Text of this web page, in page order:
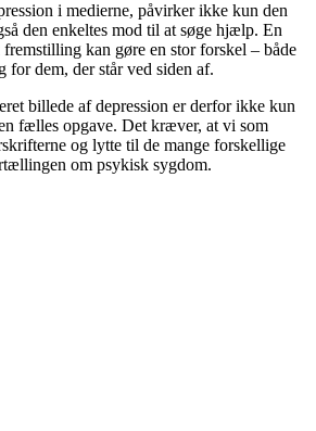
i medierne, påvirker ikke kun den
den enkeltes mod til at søge hjælp. En
kan gøre en stor forskel – både
for dem, der står ved siden af.
billede af depression er derfor ikke kun
fælles opgave. Det kræver, at vi som
og lytte til de mange forskellige
om psykisk sygdom.